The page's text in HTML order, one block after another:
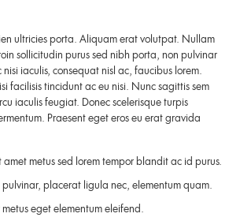
ultricies porta. Aliquam erat volutpat. Nullam
sollicitudin purus sed nibh porta, non pulvinar
iaculis, consequat nisl ac, faucibus lorem.
facilisis tincidunt ac eu nisi. Nunc sagittis sem
iaculis feugiat. Donec scelerisque turpis
Praesent eget eros eu erat gravida
amet metus sed lorem tempor blandit ac id purus.
pulvinar, placerat ligula nec, elementum quam.
eget elementum eleifend.